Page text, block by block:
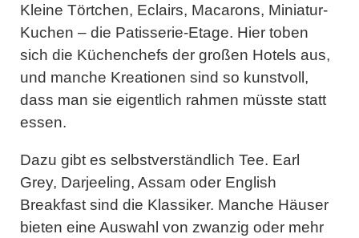
Kleine Törtchen, Eclairs, Macarons, Miniatur-
Kuchen – die Patisserie-Etage. Hier toben
sich die Küchenchefs der großen Hotels aus,
und manche Kreationen sind so kunstvoll,
dass man sie eigentlich rahmen müsste statt
essen.
Dazu gibt es selbstverständlich Tee. Earl
Grey, Darjeeling, Assam oder English
Breakfast sind die Klassiker. Manche Häuser
bieten eine Auswahl von zwanzig oder mehr